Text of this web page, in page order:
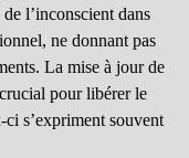
l’inconscient dans
ne donnant pas
La mise à jour de
pour libérer le
ci s’expriment souvent